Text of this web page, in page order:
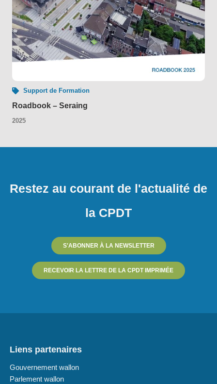
Support de Formation
Roadbook – Seraing
2025
Restez au courant de l'actualité de
la CPDT
S'ABONNER À LA NEWSLETTER
RECEVOIR LA LETTRE DE LA CPDT IMPRIMÉE
Liens partenaires
Gouvernement wallon
Parlement wallon